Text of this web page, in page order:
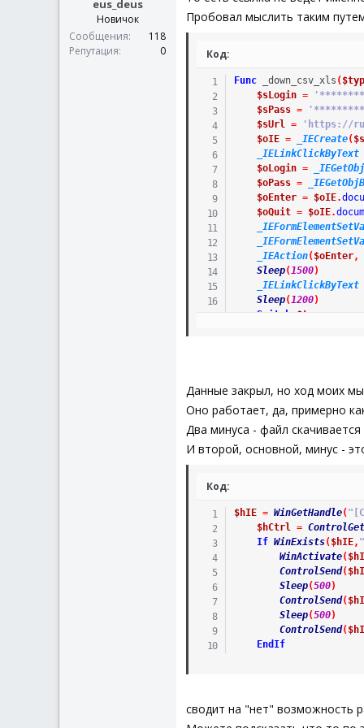
eus_deus
Новичок
Сообщения
118
Репутация
0
Пробовал мыслить таким
Код:
Func _down_csv_xls (
$sLogin =
$sPass =
$sUrl =
'https://
$oIE = _IECreate(
_IELinkClickByText
$oLogin =
$oPass =
$oEnter = $oIE.
$oQuit = $oIE.
_IEAction( $oEnter,
Sleep(1500)
_IELinkClickByText
Sleep(1200)
Switch
$type
EndSwitch
$hIE = WinGetHandle
$hCtrl
=
If WinExists($hIE,
Sleep(500 )
ControlSend (
EndIf
_IELinkClickByText
_IEAction ( $oQuit,
_IEQuit ( $oIE )
Данные закрыл, но ход моих
Оно работает, да, примерно
Два минуса - файл
И второй, основной, минус -
Код:
$hIE = WinGetHandle(
$hCtrl =
If WinExists( $hIE,
WinActivate(
ControlSend(
Sleep(500)
ControlSend(
Sleep(500)
ControlSend(
EndIf
сводит на "нет" возможность